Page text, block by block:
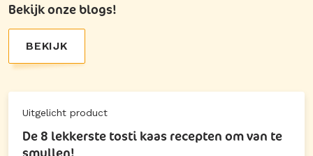
Bekijk onze blogs!
BEKIJK
Uitgelicht product
De 8 lekkerste tosti kaas recepten om van te
smullen!